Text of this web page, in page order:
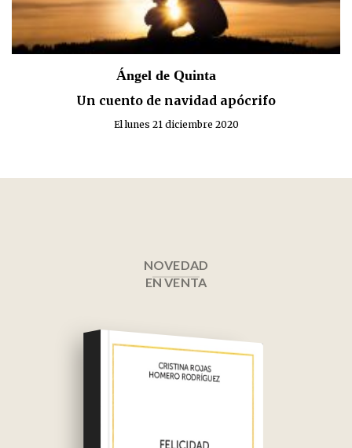
Ángel de Quinta
Un cuento de navidad apócrifo
El lunes 21 diciembre 2020
NOVEDAD
EN VENTA